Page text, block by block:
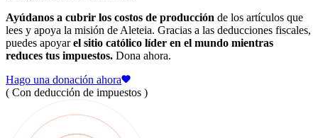
Ayúdanos a cubrir los costos de producción de los artículos que
lees y apoya la misión de Aleteia. Gracias a las deducciones fiscales,
puedes apoyarel sitio católico líder en el mundo mientras
reduces tus impuestos. Dona ahora.
Hago una donación ahora
( Con deducción de impuestos )